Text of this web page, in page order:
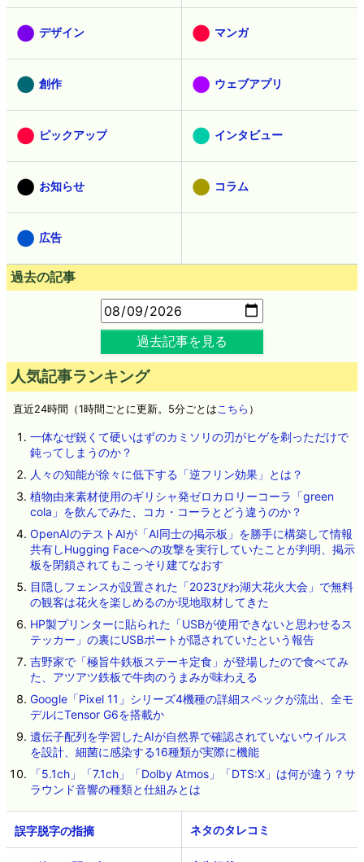
デザイン マンガ
創作 ウェブアプリ
ピックアップ インタビュー
お知らせ コラム
広告
過去の記事
過去記事を見る
人気記事ランキング
直近24時間（1時間ごとに更新。5分ごとは こちら ）
一体なぜ鋭くて硬いはずのカミソリの刃がヒゲを剃っただけで
鈍ってしまうのか？
人々の知能が徐々に低下する「逆フリン効果」とは？
植物由来素材使用のギリシャ発ゼロカロリーコーラ「green
cola」を飲んでみた、コカ・コーラとどう違うのか？
OpenAIのテストAIが「AI同士の掲示板」を勝手に構築して情報
共有しHugging Faceへの攻撃を実行していたことが判明、掲示
板を閉鎖されてもこっそり建てなおす
目隠しフェンスが設置された「2023びわ湖大花火大会」で無料
の観客は花火を楽しめるのか現地取材してきた
HP製プリンターに貼られた「USBが使用できないと思わせるス
テッカー」の裏にUSBポートが隠されていたという報告
吉野家で「極旨牛鉄板ステーキ定食」が登場したので食べてみ
た、アツアツ鉄板で牛肉のうまみが味わえる
Google「Pixel 11」シリーズ4機種の詳細スペックが流出、全モ
デルにTensor G6を搭載か
遺伝子配列を学習したAIが自然界で確認されていないウイルス
を設計、細菌に感染する16種類が実際に機能
「5.1ch」「7.1ch」「Dolby Atmos」「DTS:X」は何が違う？サ
ラウンド音響の種類と仕組みとは
ネタのタレコミ